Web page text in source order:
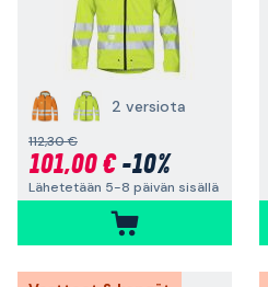
2 versiota
112,30 €
101,00 €-10%
Lähetetään 5-8 päivän sisällä